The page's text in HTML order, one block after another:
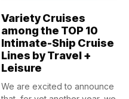
Variety Cruises
among the TOP 10
Intimate-Ship Cruise
Lines by Travel +
Leisure
We are excited to announce